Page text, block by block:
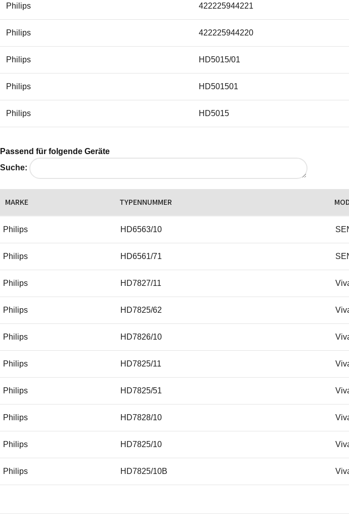
Philips 422225944221
Philips 422225944220
Philips HD5015/01
Philips HD501501
Philips HD5015
Passend für folgende Geräte
Suche:
MARKE TYPENNUMMER
Philips HD6563/10
Philips HD6561/71
Philips HD7827/11
Philips HD7825/62
Philips HD7826/10
Philips HD7825/11
Philips HD7825/51
Philips HD7828/10
Philips HD7825/10
Philips HD7825/10B